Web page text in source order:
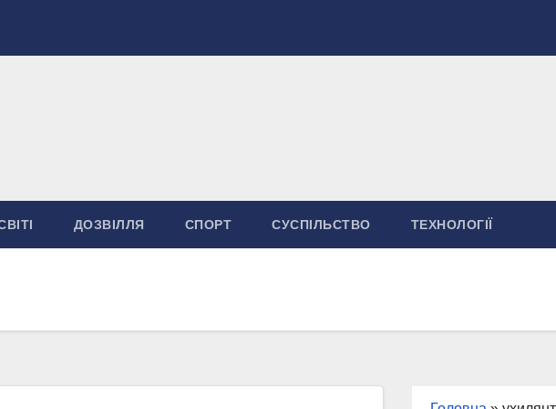
ДОЗВІЛЛЯ СПОРТ СУСПІЛЬСТВО ТЕХНОЛОГІЇ